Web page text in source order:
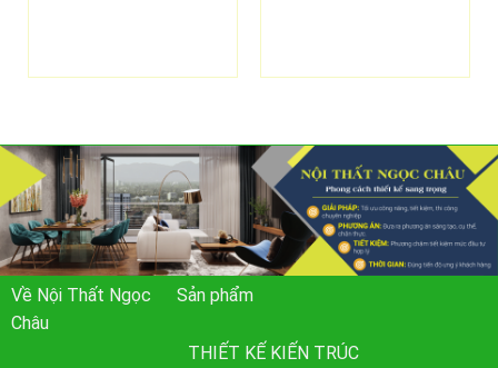
Về Nội Thất Ngọc
Châu
Sản phẩm
THIẾT KẾ KIẾN TRÚC